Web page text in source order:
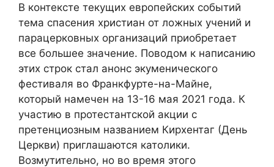
В контексте текущих европейских событий
тема спасения христиан от ложных учений и
парацерковных организаций приобретает
все большее значение. Поводом к написанию
этих строк стал анонс экуменического
фестиваля во Франкфурте-на-Майне,
который намечен на 13-16 мая 2021 года. К
участию в протестантской акции с
претенциозным названием Кирхентаг (День
Церкви) приглашаются католики.
Возмутительно, но во время этого